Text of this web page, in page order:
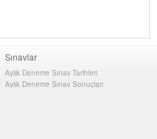
Sınavlar
Aylık Deneme Sınav Tarihleri
Aylık Deneme Sınav Sonuçları